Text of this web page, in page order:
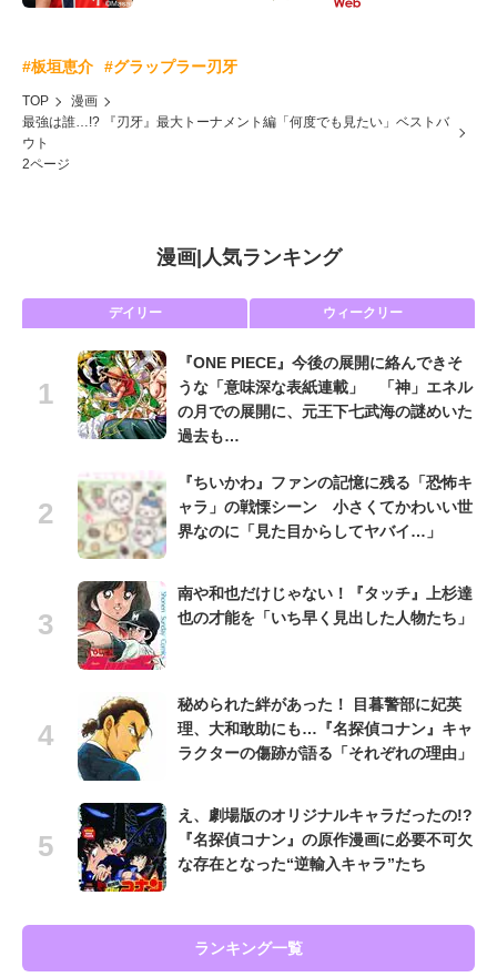
#板垣恵介 #グラップラー刃牙
TOP
漫画
最強は誰…!? 『刃牙』最大トーナメント編「何度でも見たい」ベストバ
ウト
2ページ
漫画| 人気ランキング
デイリー ウィークリー
『ONE PIECE』今後の展開に絡んできそ
うな「意味深な表紙連載」 「神」エネル
の月での展開に、元王下七武海の謎めいた
過去も…
『ちいかわ』ファンの記憶に残る「恐怖キ
ャラ」の戦慄シーン 小さくてかわいい世
界なのに「見た目からしてヤバイ…」
南や和也だけじゃない！『タッチ』上杉達
也の才能を「いち早く見出した人物たち」
秘められた絆があった！ 目暮警部に妃英
理、大和敢助にも…『名探偵コナン』キャ
ラクターの傷跡が語る「それぞれの理由」
え、劇場版のオリジナルキャラだったの!?
『名探偵コナン』の原作漫画に必要不可欠
な存在となった“逆輸入キャラ”たち
ランキング一覧